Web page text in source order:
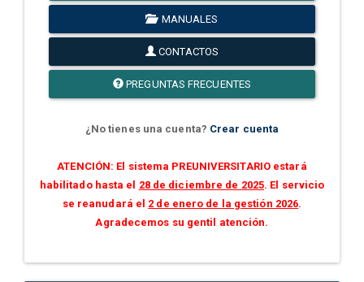
MANUALES
CONTACTOS
PREGUNTAS FRECUENTES
¿No tienes una cuenta? Crear cuenta
ATENCIÓN: El sistema PREUNIVERSITARIO estará
habilitado hasta el 28 de diciembre de 2025. El servicio
se reanudará el 2 de enero de la gestión 2026.
Agradecemos su gentil atención.